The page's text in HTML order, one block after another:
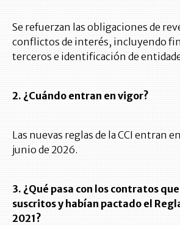
Se refuerzan las obligaciones de
conflictos de interés, incluyendo
terceros e identificación de
2. ¿Cuándo entran en vigor?
Las nuevas reglas de la CCI entran
junio de 2026.
3. ¿Qué pasa con los contratos
suscritos y habían pactado el
2021?